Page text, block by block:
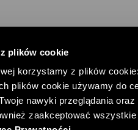
plików cookie
korzystamy z plików
plików cookie używamy do
nawyki przeglądania
zaakceptować